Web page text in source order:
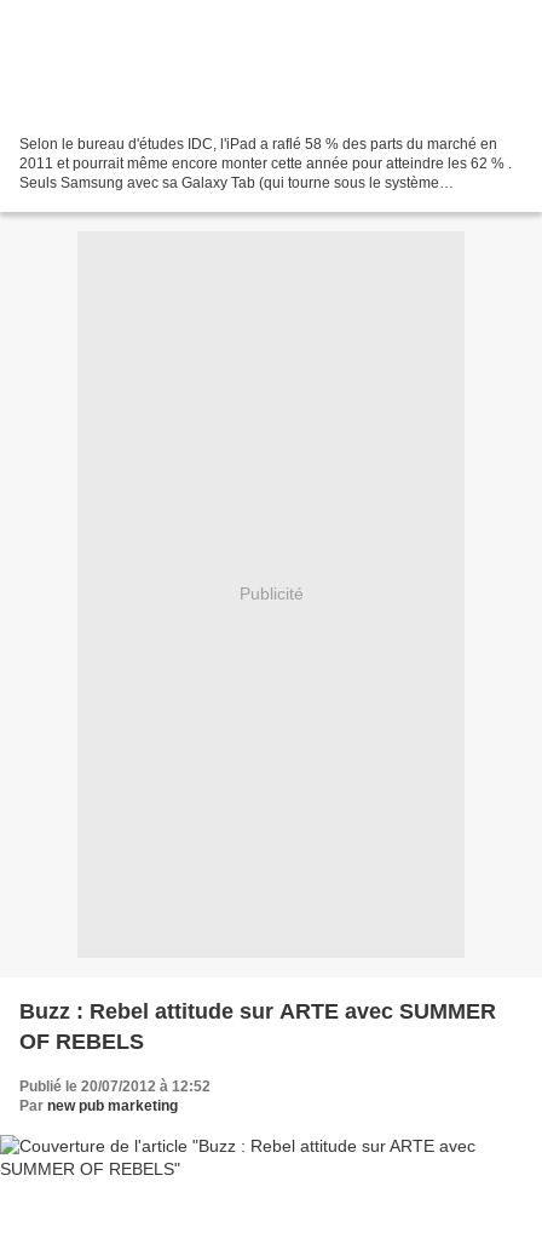
Selon le bureau d'études IDC, l'iPad a raflé 58 % des parts du marché en
2011 et pourrait même encore monter cette année pour atteindre les 62 % .
Seuls Samsung avec sa Galaxy Tab (qui tourne sous le système
Publicité
Buzz : Rebel attitude sur ARTE avec SUMMER
OF REBELS
Publié le 20/07/2012 à 12:52
Par new pub marketing